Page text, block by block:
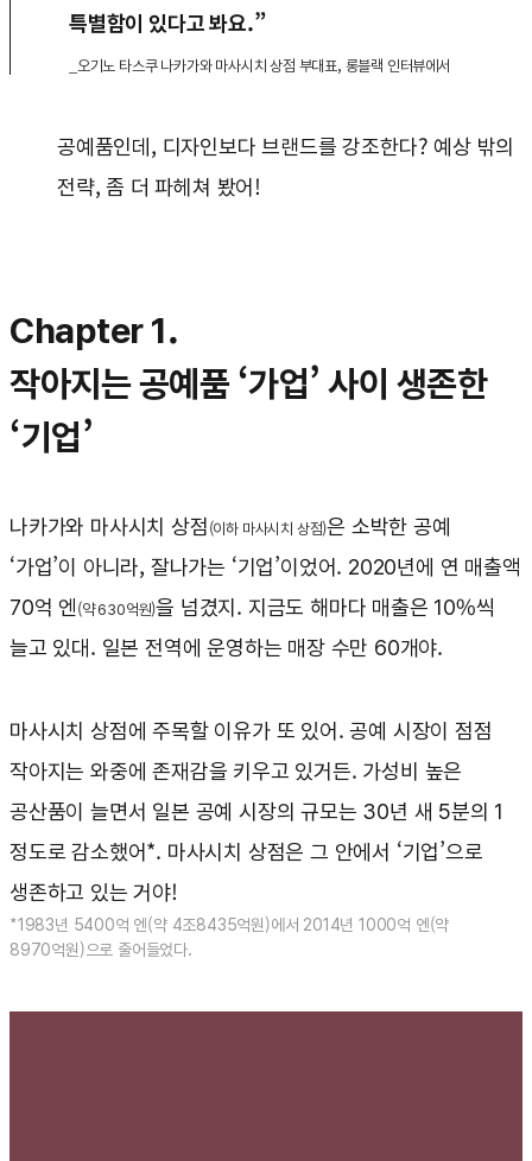
특별함이 있다고 봐요.”
_오기노 타스쿠 나카가와 마사시치 상점 부대표, 롱블랙 인터뷰에서
공예품인데, 디자인보다 브랜드를 강조한다? 예상 밖의
전략, 좀 더 파헤쳐 봤어!
Chapter 1.
작아지는 공예품 ‘가업’ 사이 생존한
‘기업’
나카가와 마사시치 상점 (이하 마사시치 상점)은 소박한 공예
‘가업’이 아니라, 잘나가는 ‘기업’이었어. 2020년에 연 매출액
70억 엔 (약 630억원)을 넘겼지. 지금도 해마다 매출은 10%씩
늘고 있대. 일본 전역에 운영하는 매장 수만 60개야.
마사시치 상점에 주목할 이유가 또 있어. 공예 시장이 점점
작아지는 와중에 존재감을 키우고 있거든. 가성비 높은
공산품이 늘면서 일본 공예 시장의 규모는 30년 새 5분의 1
정도로 감소했어*. 마사시치 상점은 그 안에서 ‘기업’으로
생존하고 있는 거야!
*1983년 5400억 엔(약 4조8435억원)에서 2014년 1000억 엔(약
8970억원)으로 줄어들었다.